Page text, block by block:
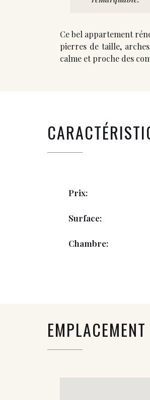
Ce bel appartement
pierres de taille,
calme et proche des
Prix:
Surface:
Chambre:
EMPLACEMENT